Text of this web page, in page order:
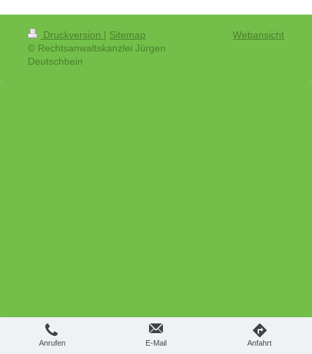
Druckversion | Sitemap
© Rechtsanwaltskanzlei Jürgen
Deutschbein
Webansicht
Anrufen E-Mail Anfahrt